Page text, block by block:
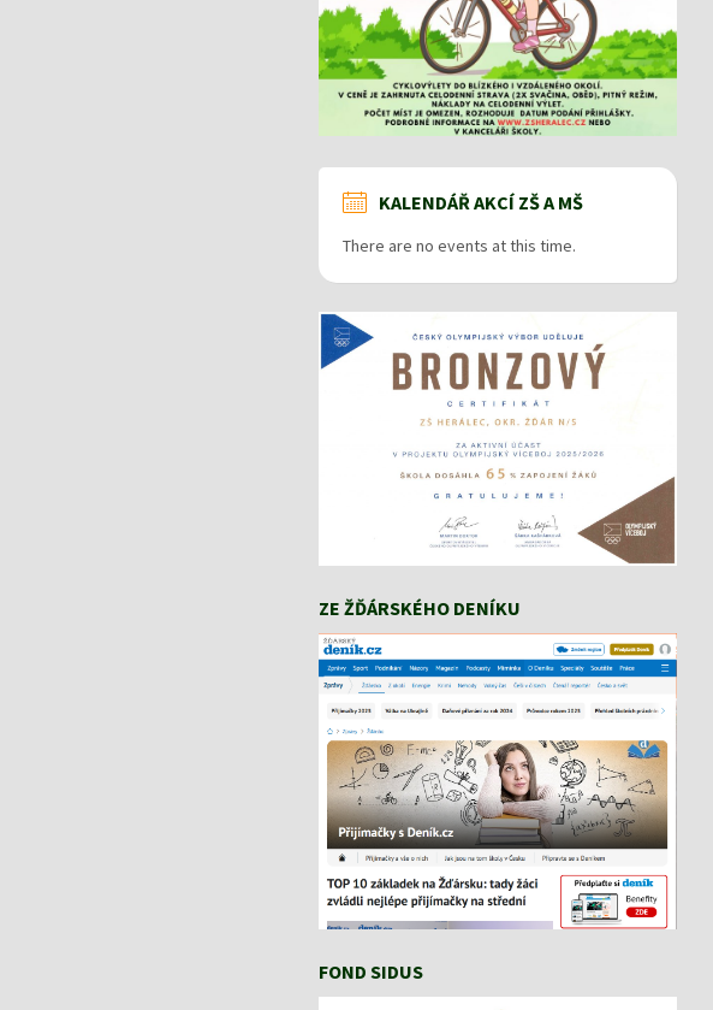
KALENDÁŘ AKCÍ ZŠ A MŠ
There are no events at this time.
ZE ŽĎÁRSKÉHO DENÍKU
FOND SIDUS